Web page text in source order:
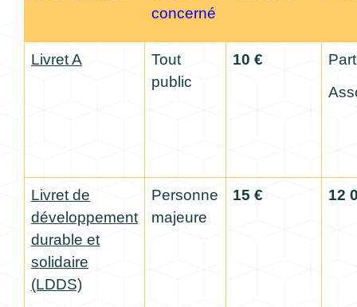
concerné
Livret A
Tout
public
10 €
Livret de
développement
durable et
solidaire
(LDDS)
Personne
majeure
15 € 12